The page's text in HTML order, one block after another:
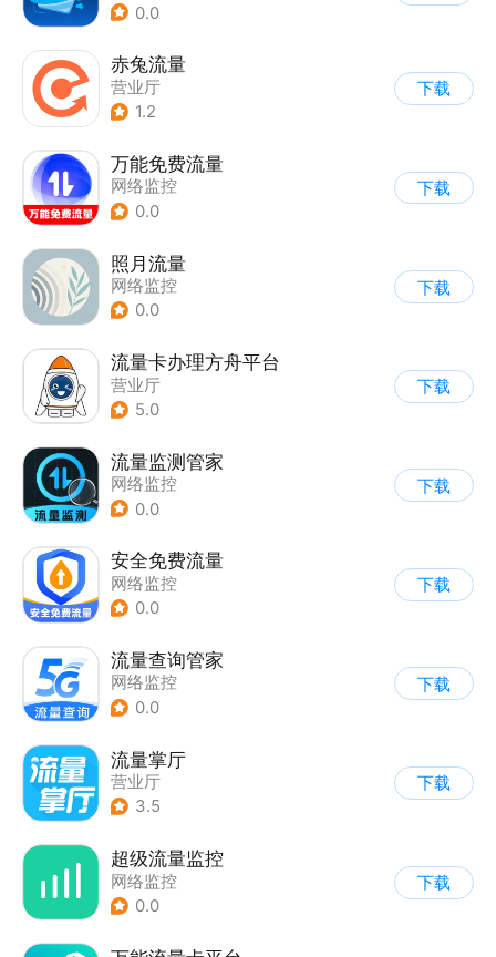
0.0
赤兔流量
营业厅
1.2
下载
万能免费流量
网络监控
0.0
下载
照月流量
网络监控
0.0
下载
流量卡办理方舟平台
营业厅
5.0
下载
流量监测管家
网络监控
0.0
下载
安全免费流量
网络监控
0.0
下载
流量查询管家
网络监控
0.0
下载
流量掌厅
营业厅
3.5
下载
超级流量监控
网络监控
0.0
下载